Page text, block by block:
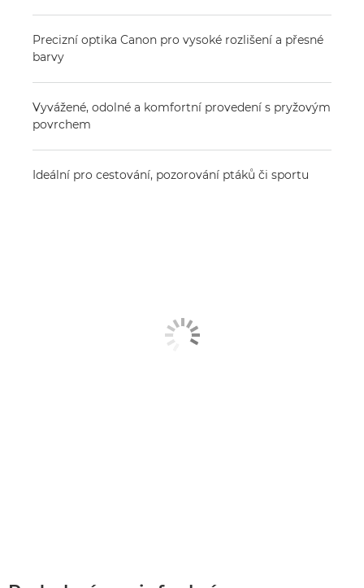
Precizní optika Canon pro vysoké rozlišení a přesné
barvy
Vyvážené, odolné a komfortní provedení s pryžovým
povrchem
Ideální pro cestování, pozorování ptáků či sportu